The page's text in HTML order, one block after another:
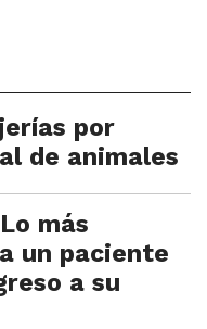
por
de animales
más
un paciente
a su